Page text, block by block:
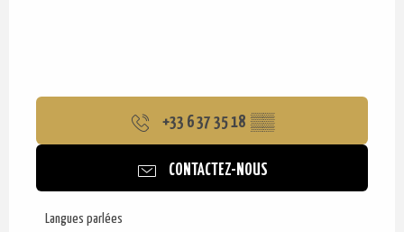
+33 6 37 35 18 ▒▒
CONTACTEZ-NOUS
Langues parlées
Langues parlées